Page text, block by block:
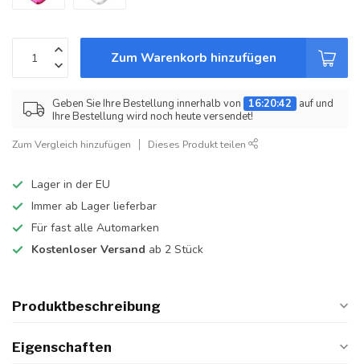
Zum Warenkorb hinzufügen
Geben Sie Ihre Bestellung innerhalb von 16:20:42
auf und
Ihre Bestellung wird noch heute versendet!
Zum Vergleich hinzufügen Dieses Produkt teilen
Lager in der EU
Immer ab Lager lieferbar
Für fast alle Automarken
Kostenloser Versand ab 2 Stück
Produktbeschreibung
Eigenschaften